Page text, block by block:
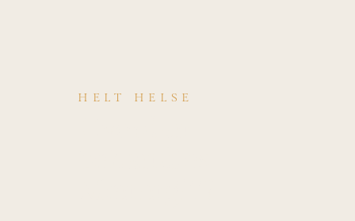
HELT HELSE